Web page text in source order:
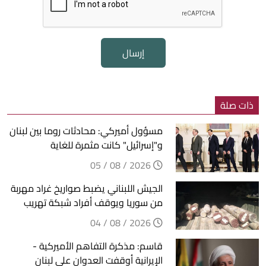
إرسال
ذات صلة
مسؤول أميركي: محادثات روما بين لبنان
و"إسرائيل" كانت مثمرة للغاية
الجيش اللبناني يضبط صواريخ غراد مهربة
من سوريا ويوقف أفراد شبكة تهريب
قاسم: مذكرة التفاهم الأميركية -
الإيرانية أوقفت العدوان على لبنان